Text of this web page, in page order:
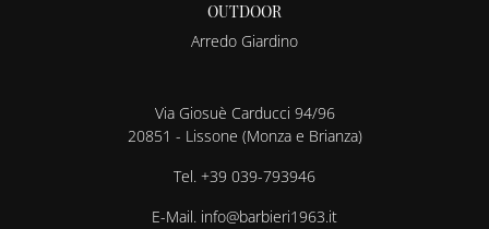
OUTDOOR
Arredo Giardino
Via Giosuè Carducci 94/96
20851 - Lissone (Monza e Brianza)
Tel. +39 039-793946
E-Mail. info@barbieri1963.it